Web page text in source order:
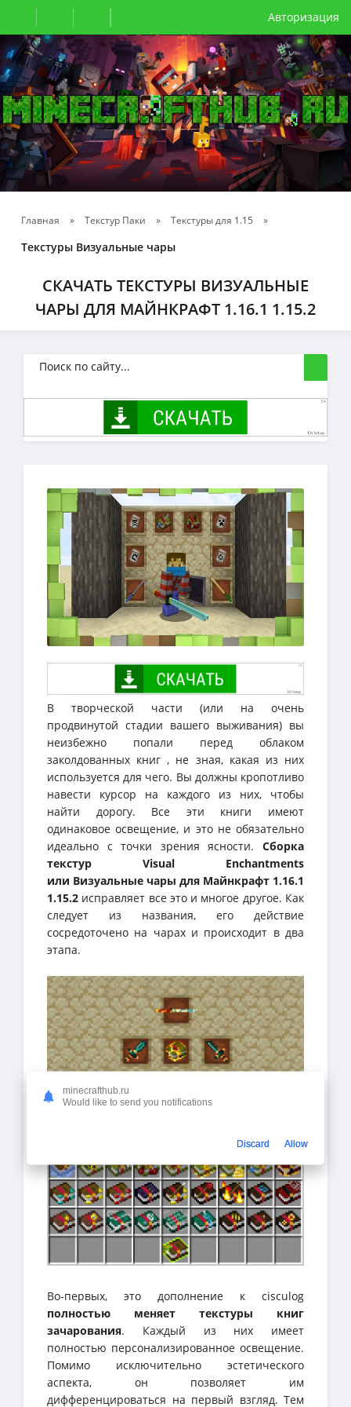
Авторизация
Главная » Текстур Паки » Текстуры для 1.15 »
Текстуры Визуальные чары
СКАЧАТЬ ТЕКСТУРЫ ВИЗУАЛЬНЫЕ
ЧАРЫ ДЛЯ МАЙНКРАФТ 1.16.1 1.15.2
В творческой части (или на очень
продвинутой стадии вашего выживания) вы
неизбежно попали перед облаком
заколдованных книг , не зная, какая из них
используется для чего. Вы должны кропотливо
навести курсор на каждого из них, чтобы
найти дорогу. Все эти книги имеют
одинаковое освещение, и это не обязательно
идеально с точки зрения ясности. Сборка
текстур Visual Enchantments
или Визуальные чары для Майнкрафт 1.16.1
1.15.2 исправляет все это и многое другое. Как
следует из названия, его действие
сосредоточено на чарах и происходит в два
этапа.
Во-первых, это дополнение к cisculog
полностью меняет текстуры книг
зачарования. Каждый из них имеет
полностью персонализированное освещение.
Помимо исключительно эстетического
аспекта, он позволяет им
дифференцироваться на первый взгляд. Тем
minecrafthub.ru
Would like to send you notifications
Discard Allow